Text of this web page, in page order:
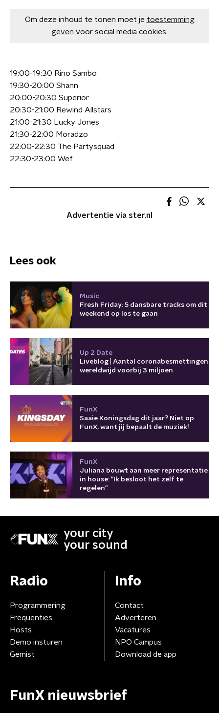
Om deze inhoud te tonen moet je toestemming
geven voor social media cookies.
19:00-19:30 Rino Sambo
19:30-20:00 Shann
20:00-20:30 Superior
20:30-21:00 Rewind Allstars
21:00-21:30 Lucky Jones
21:30-22:00 Moradzo
22:00-22:30 The Partysquad
22:30-23:00 Wef
Advertentie via ster.nl
Lees ook
Music
Fresh Friday: 5 dansbare tracks om dit
weekend op los te gaan
Up 2 Date
Liveblog | Aantal coronabesmettingen
wereldwijd voorbij 3 miljoen
FunX
Saaie Koningsdag dit jaar? Niet op
FunX, want jij bepaalt de muziek!
FunX
Juliana bouwt aan meer representatie
in house: "Ik besloot het zelf te
regelen"
your city
your sound
Radio
Programmering
Frequenties
Hosts
Demo insturen
Gemist
Info
Contact
Adverteren
Vacatures
NPO Campus
Download de app
FunX nieuwsbrief